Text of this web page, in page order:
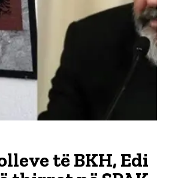
të BKH, Edi